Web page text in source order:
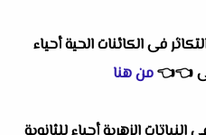
فى الكائنات الحية أحياء
👈
👈من هنا